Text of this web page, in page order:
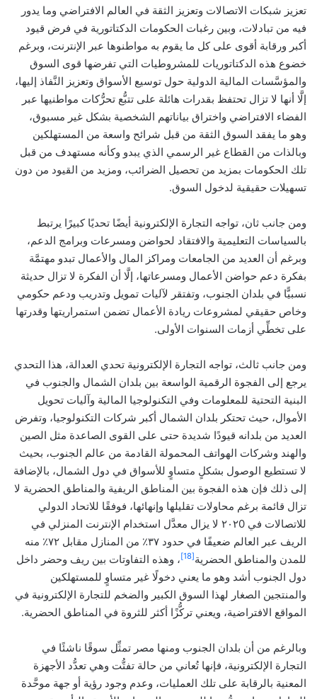
تعزيز شبكات الاتصالات وتعزيز الثقة في العالم الافتراضي وما يدور
فيه من تبادلات، وبين رغبات الحكومات الدكتاتورية في فرض قيود
أكبر ورقابة أقوى على كل ما يقوم به مواطنوها عبر الإنترنت، وبرغم
خضوع هذه الدكتاتوريات للمشروطيات التي تفرضها قوى السوق
والمؤسَّسات المالية الدولية حول توسيع الأسواق وتعزيز النَّفاذ إليها،
إلَّا أنها لا تزال تحتفظ بقدرات هائلة على تتبُّع تحرُّكات مواطنيها عبر
الفضاء الافتراضي واختراق بياناتهم الشخصية بشكل غير مسبوق،
وهو ما يفقد السوق الثقة من قبل شرائح واسعة من المستهلكين
وبالذات من القطاع غير الرسمي الذي يبدو وكأنه مستهدف من قبل
تلك الحكومات بمزيد من تحصيل الضرائب، ومزيد من القيود من دون
تسهيلات حقيقية لدخول السوق.
ومن جانب ثان، تواجه التجارة الإلكترونية أيضًا تحديًا كبيرًا يرتبط
بالسياسات التعليمية والافتقاد لحواضن ومسرعات وبرامج الدعم،
وبرغم أن العديد من الجامعات ومراكز المال والأعمال تبدو مهتمَّة
بفكرة دعم حواضن الأعمال ومسرعاتها، إلَّا أن الفكرة لا تزال حديثة
نسبيًّا في بلدان الجنوب، وتفتقر لآليات تمويل وتدريب ودعم حكومي
وخاص حقيقي لمشروعات ريادة الأعمال تضمن استمراريتها وقدرتها
على تخطِّي أزمات السنوات الأولى.
ومن جانب ثالث، تواجه التجارة الإلكترونية تحدي العدالة، هذا التحدي
يرجع إلى الفجوة الرقمية الواسعة بين بلدان الشمال والجنوب في
البنية التحتية للمعلومات وفي التكنولوجيا المالية وآليات تحويل
الأموال، حيث تحتكر بلدان الشمال أكبر شركات التكنولوجيا، وتفرض
العديد من بلدانه قيودًا شديدة حتى على القوى الصاعدة مثل الصين
والهند وشركات الهواتف المحمولة القادمة من عالم الجنوب، بحيث
لا تستطيع الوصول بشكلٍ متساوٍ للأسواق في دول الشمال، بالإضافة
إلى ذلك فإن هذه الفجوة بين المناطق الريفية والمناطق الحضرية لا
تزال قائمة برغم محاولات تقليلها وإنهائها، فوفقًا للاتحاد الدولي
للاتصالات في ٢٠٢0 لا يزال معدَّل استخدام الإنترنت المنزلي في
الريف عبر العالم ضعيفًا في حدود ٣٧٪ من المنازل مقابل ٧٢٪ منه
للمدن والمناطق الحضرية[18]
، وهذه التفاوتات بين ريف وحضر داخل
دول الجنوب أشد وهو ما يعني دخولًا غير متساوٍ للمستهلكين
والمنتجين الصغار لهذا السوق الكبير والضخم للتجارة الإلكترونية في
المواقع الافتراضية، ويعني تركُّزًا أكثر للثروة في المناطق الحضرية.
وبالرغم من أن بلدان الجنوب ومنها مصر تمثِّل سوقًا ناشئًا في
التجارة الإلكترونية، فإنها تُعاني من حالة تفتُّت وهي تعدُّد الأجهزة
المعنية بالرقابة على تلك العمليات، وعدم وجود رؤية أو جهة موحَّدة